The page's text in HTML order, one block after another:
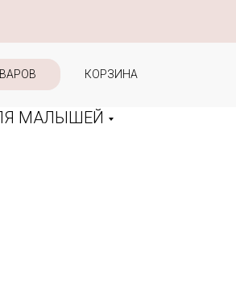
КОРЗИНА
МАЛЫШЕЙ